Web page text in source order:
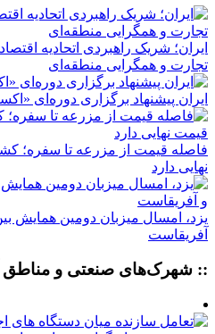
ایران؛ شریک راهبردی اتحادیه
تجارت و همگرایی منطقه‌ای
ایران پیشنهاد برگزاری دوره‌ای
فاصله قیمت از مزرعه تا سفره؛
نهایی دارد
یزد، امسال میزبان دومین همایش
آفریقاست
:: شهرک‌های صنعتی و مناطق